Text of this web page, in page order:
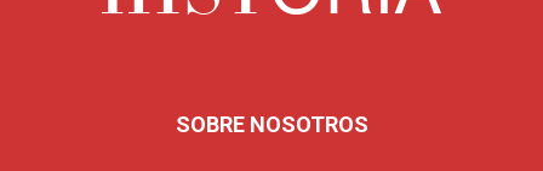
SOBRE NOSOTROS